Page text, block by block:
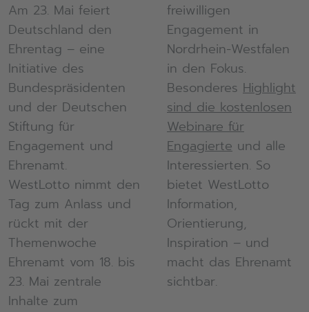
Am 23. Mai feiert
Deutschland den
Ehrentag – eine
Initiative des
Bundespräsidenten
und der Deutschen
Stiftung für
Engagement und
Ehrenamt.
WestLotto nimmt den
Tag zum Anlass und
rückt mit der
Themenwoche
Ehrenamt vom 18. bis
23. Mai zentrale
Inhalte zum
freiwilligen
Engagement in
Nordrhein-Westfalen
in den Fokus.
Besonderes Highlight
sind die kostenlosen
Webinare für
Engagierte und alle
Interessierten. So
bietet WestLotto
Information,
Orientierung,
Inspiration – und
macht das Ehrenamt
sichtbar.